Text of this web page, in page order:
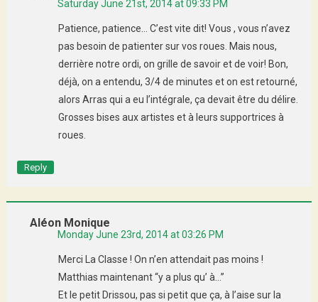
Saturday June 21st, 2014 at 09:33 PM
Patience, patience… C’est vite dit! Vous , vous n’avez
pas besoin de patienter sur vos roues. Mais nous,
derrière notre ordi, on grille de savoir et de voir! Bon,
déjà, on a entendu, 3/4 de minutes et on est retourné,
alors Arras qui a eu l’intégrale, ça devait être du délire.
Grosses bises aux artistes et à leurs supportrices à
roues.
Reply
Aléon Monique
Monday June 23rd, 2014 at 03:26 PM
Merci La Classe ! On n’en attendait pas moins !
Matthias maintenant “y a plus qu’ à…”
Et le petit Drissou, pas si petit que ça, à l’aise sur la